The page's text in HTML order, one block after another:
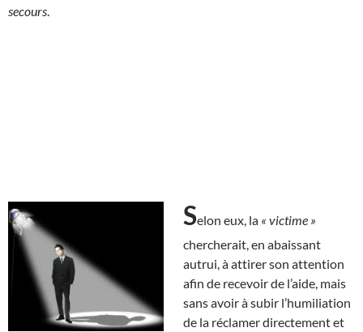
secours
Selon eux, la « victime »
chercherait, en abaissant
autrui, à attirer son attention
afin de recevoir de l’aide, mais
sans avoir à subir l’humiliation
de la réclamer directement et